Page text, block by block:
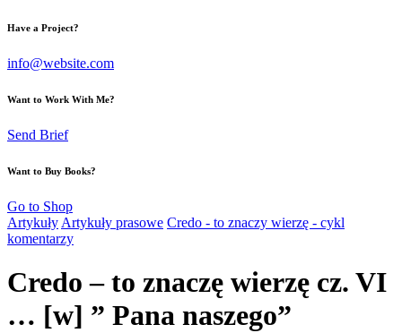
Have a Project?
info@website.com
Want to Work With Me?
Send Brief
Want to Buy Books?
Go to Shop
Artykuły Artykuły prasowe Credo - to znaczy wierzę - cykl
komentarzy
Credo – to znaczę wierzę cz. VI
… [w] ” Pana naszego”